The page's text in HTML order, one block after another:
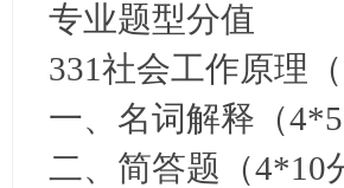
专业题型分值
331社会工作原理（
一、名词解释（
二、简答题（4*10